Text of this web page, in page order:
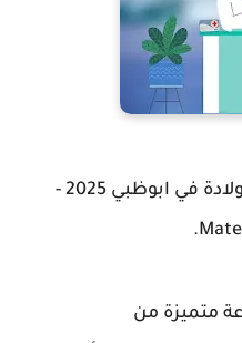
أسعار أفضل مستشفيات الولادة في ابوظبي 2025 -
متميزة من